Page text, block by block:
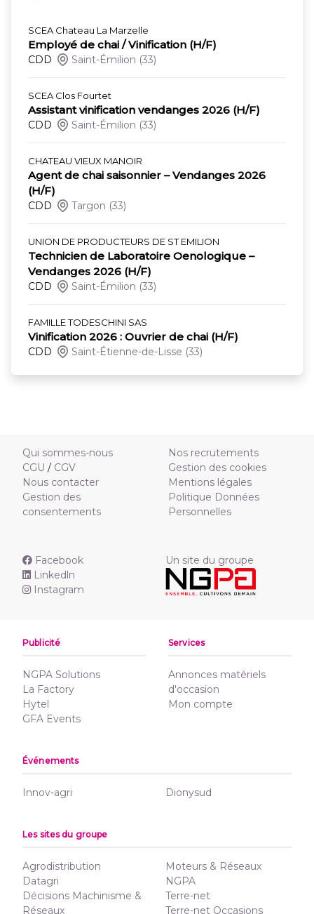
SCEA Chateau La Marzelle
Employé de chai / Vinification (H/F)
CDD Saint-Émilion (33)
SCEA Clos Fourtet
Assistant vinification vendanges 2026 (H/F)
CDD Saint-Émilion (33)
CHATEAU VIEUX MANOIR
Agent de chai saisonnier – Vendanges 2026
(H/F)
CDD Targon (33)
UNION DE PRODUCTEURS DE ST EMILION
Technicien de Laboratoire Oenologique –
Vendanges 2026 (H/F)
CDD Saint-Émilion (33)
FAMILLE TODESCHINI SAS
Vinification 2026 : Ouvrier de chai (H/F)
CDD Saint-Étienne-de-Lisse (33)
Qui sommes-nous
CGU / CGV
Nous contacter
Gestion des
consentements
Nos recrutements
Gestion des cookies
Mentions légales
Politique Données
Personnelles
Facebook
Linkedln
Instagram
Un site du groupe
Publicité
NGPA Solutions
La Factory
Hytel
GFA Events
Services
Annonces matériels
d'occasion
Mon compte
Événements
Innov-agri Dionysud
Les sites du groupe
Agrodistribution
Datagri
Décisions Machinisme &
Réseaux
Moteurs & Réseaux
NGPA
Terre-net
Terre-net Occasions